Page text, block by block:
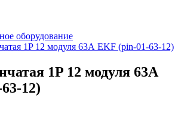
оборудование
1P 12 модуля 63А EKF (pin-01-63-12)
1P 12 модуля 63А
12)